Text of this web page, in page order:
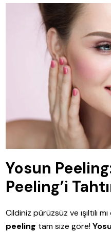
Yosun
Peeling’i
Cildiniz pürüzsüz ve ışıltılı
peeling tam size göre!